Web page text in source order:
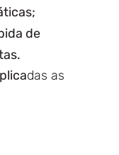
de
das as